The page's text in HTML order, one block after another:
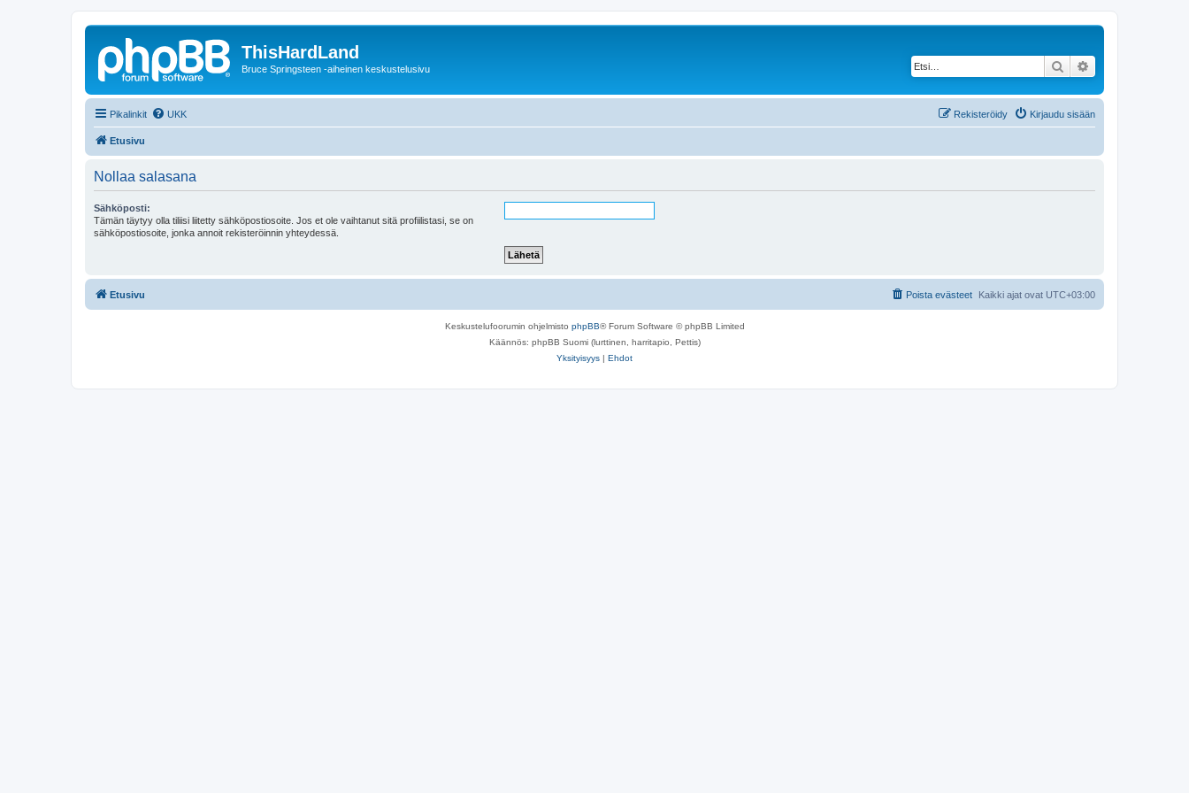
ThisHardLand
Bruce Springsteen -aiheinen keskustelusivu Etsi
Pikalinkit UKK Kirjaudu sisään
Rekisteröidy
Etusivu
Nollaa salasana
Sähköposti:
Tämän täytyy olla tiliisi liitetty sähköpostiosoite. Jos et ole vaihtanut sitä profiilistasi, se on
sähköpostiosoite, jonka annoit rekisteröinnin yhteydessä.
Etusivu Kaikki ajat ovat UTC+03:00
Poista evästeet
Keskustelufoorumin ohjelmisto phpBB® Forum Software © phpBB Limited
Käännös: phpBB Suomi (lurttinen, harritapio, Pettis)
Yksityisyys | Ehdot